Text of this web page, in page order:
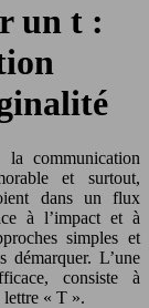
un t :
communication
et surtout,
dans un flux
à l’impact et à
simples et
démarquer. L’une
consiste à
lettre « T ».